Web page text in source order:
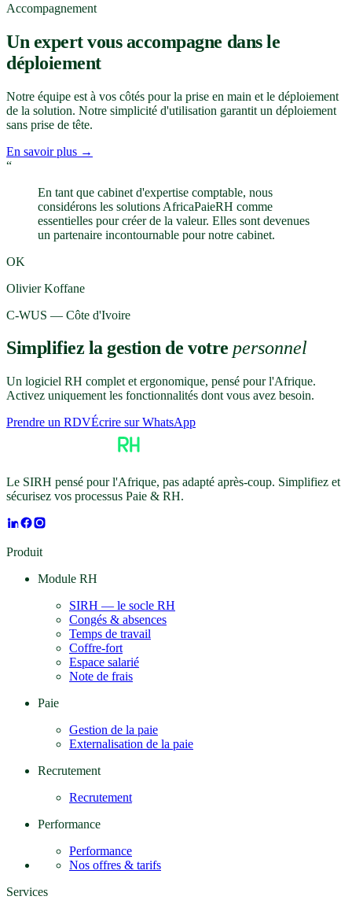
Accompagnement
Un expert vous accompagne dans le
déploiement
Notre équipe est à vos côtés pour la prise en main et le déploiement
de la solution. Notre simplicité d'utilisation garantit un déploiement
sans prise de tête.
En savoir plus →
“
En tant que cabinet d'expertise comptable, nous
considérons les solutions AfricaPaieRH comme
essentielles pour créer de la valeur. Elles sont devenues
un partenaire incontournable pour notre cabinet.
OK
Olivier Koffane
C-WUS — Côte d'Ivoire
Simplifiez la gestion de votre personnel
Un logiciel RH complet et ergonomique, pensé pour l'Afrique.
Activez uniquement les fonctionnalités dont vous avez besoin.
Prendre un RDVÉcrire sur WhatsApp
Le SIRH pensé pour l'Afrique, pas adapté après-coup. Simplifiez et
sécurisez vos processus Paie & RH.
Produit
Module RH
SIRH — le socle RH
Congés & absences
Temps de travail
Coffre-fort
Espace salarié
Note de frais
Paie
Gestion de la paie
Externalisation de la paie
Recrutement
Recrutement
Performance
Performance
Nos offres & tarifs
Services